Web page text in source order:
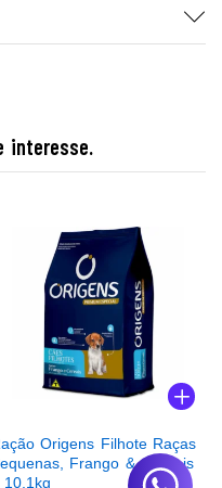
interesse.
Origens Filhote Raças
Frango & Cereais
10,1kg